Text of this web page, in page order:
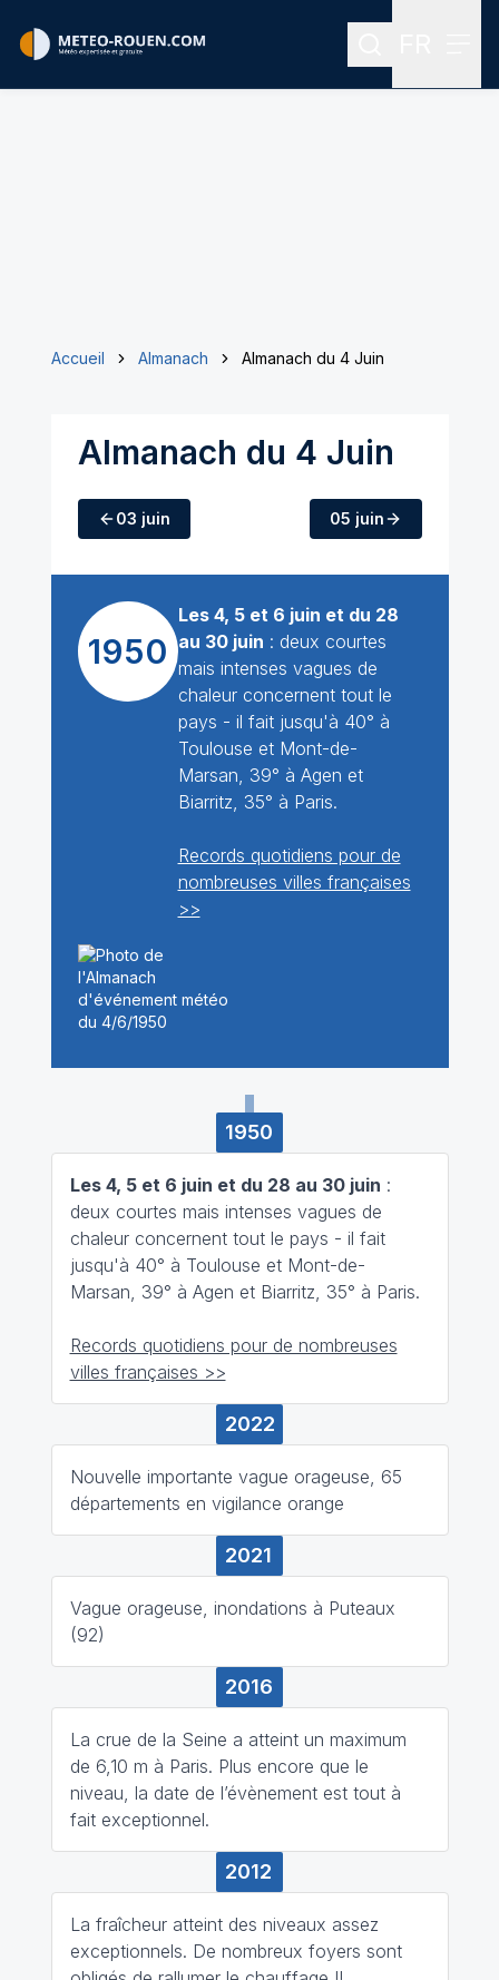
Rechercher
Accueil Almanach Almanach du 4 Juin
Almanach du 4 Juin
03 juin 05 juin
1950
Les 4, 5 et 6 juin et du 28
au 30 juin : deux courtes
mais intenses vagues de
chaleur concernent tout le
pays - il fait jusqu'à 40° à
Toulouse et Mont-de-
Marsan, 39° à Agen et
Biarritz, 35° à Paris.
Records quotidiens pour de
nombreuses villes françaises
>>
1950
Les 4, 5 et 6 juin et du 28 au 30 juin :
deux courtes mais intenses vagues de
chaleur concernent tout le pays - il fait
jusqu'à 40° à Toulouse et Mont-de-
Marsan, 39° à Agen et Biarritz, 35° à Paris.
Records quotidiens pour de nombreuses
villes françaises >>
2022
Nouvelle importante vague orageuse, 65
départements en vigilance orange
2021
Vague orageuse, inondations à Puteaux
(92)
2016
La crue de la Seine a atteint un maximum
de 6,10 m à Paris. Plus encore que le
niveau, la date de l’évènement est tout à
fait exceptionnel.
2012
La fraîcheur atteint des niveaux assez
exceptionnels. De nombreux foyers sont